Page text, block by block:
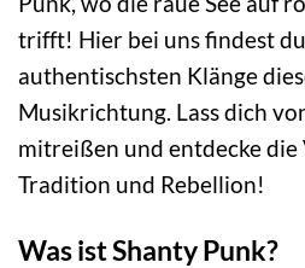
trifft! Hier bei uns findest
authentischsten Klänge
Musikrichtung. Lass dich
mitreißen und entdecke
Tradition und Rebellion!
Was ist Shanty Punk?